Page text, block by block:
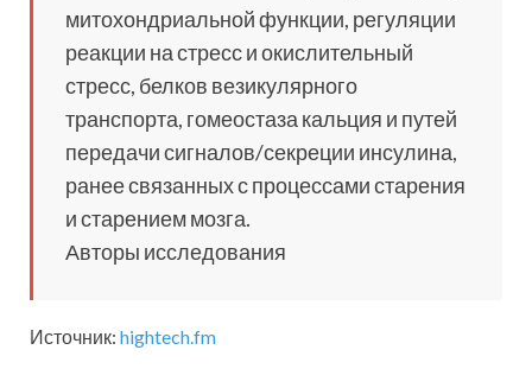
митохондриальной функции, регуляции
реакции на стресс и окислительный
стресс, белков везикулярного
транспорта, гомеостаза кальция и путей
передачи сигналов/секреции инсулина,
ранее связанных с процессами старения
и старением мозга.
Авторы исследования
Источник: hightech.fm